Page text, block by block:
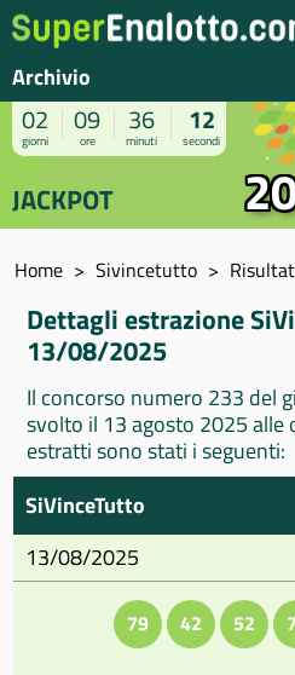
Archivio
02
giorni
09
ore
36
minuti
12
secondi
JACKPOT
Home Sivincetutto
Dettagli estrazione
13/08/2025
Il concorso numero 233 del
svolto il 13 agosto 2025 alle
estratti sono stati i seguenti:
SiVinceTutto
13/08/2025
79 42 52